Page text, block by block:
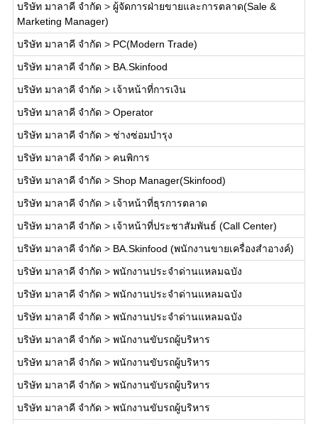
บริษัท มาลาคี จำกัด > ผู้จัดการฝ่ายขายและการตลาด(Sale &
Marketing Manager)
บริษัท มาลาคี จำกัด > PC(Modern Trade)
บริษัท มาลาคี จำกัด > BA.Skinfood
บริษัท มาลาคี จำกัด > เจ้าหน้าที่การเงิน
บริษัท มาลาคี จำกัด > Operator
บริษัท มาลาคี จำกัด > ช่างซ่อมบำรุง
บริษัท มาลาคี จำกัด > คนพิการ
บริษัท มาลาคี จำกัด > Shop Manager(Skinfood)
บริษัท มาลาคี จำกัด > เจ้าหน้าที่ธุรการตลาด
บริษัท มาลาคี จำกัด > เจ้าหน้าที่ประชาสัมพันธ์ (Call Center)
บริษัท มาลาคี จำกัด > BA.Skinfood (พนักงานขายเครื่องสำอางค์)
บริษัท มาลาคี จำกัด > พนักงานประจำด่านแหลมฉบัง
บริษัท มาลาคี จำกัด > พนักงานประจำด่านแหลมฉบัง
บริษัท มาลาคี จำกัด > พนักงานประจำด่านแหลมฉบัง
บริษัท มาลาคี จำกัด > พนักงานขับรถผู้บริหาร
บริษัท มาลาคี จำกัด > พนักงานขับรถผู้บริหาร
บริษัท มาลาคี จำกัด > พนักงานขับรถผู้บริหาร
บริษัท มาลาคี จำกัด > พนักงานขับรถผู้บริหาร